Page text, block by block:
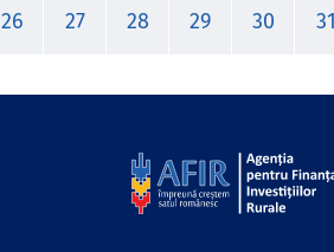
26 27 28 29 30 31